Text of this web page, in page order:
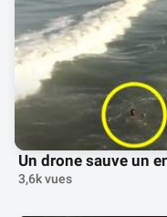
Un drone sauve un
3,6k vues